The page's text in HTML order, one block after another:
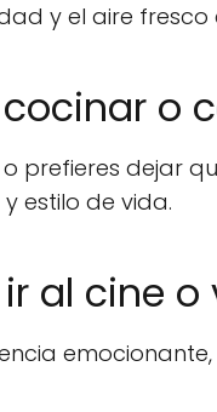
y el aire
cocinar o
prefieres dejar
estilo de vida.
al cine